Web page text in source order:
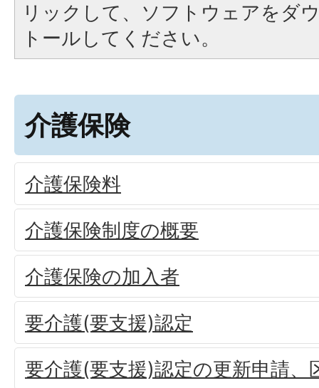
リックして、ソフトウェアをダ
トールしてください。
介護保険
介護保険料
介護保険制度の概要
介護保険の加入者
要介護(要支援)認定
要介護(要支援)認定の更新申請、